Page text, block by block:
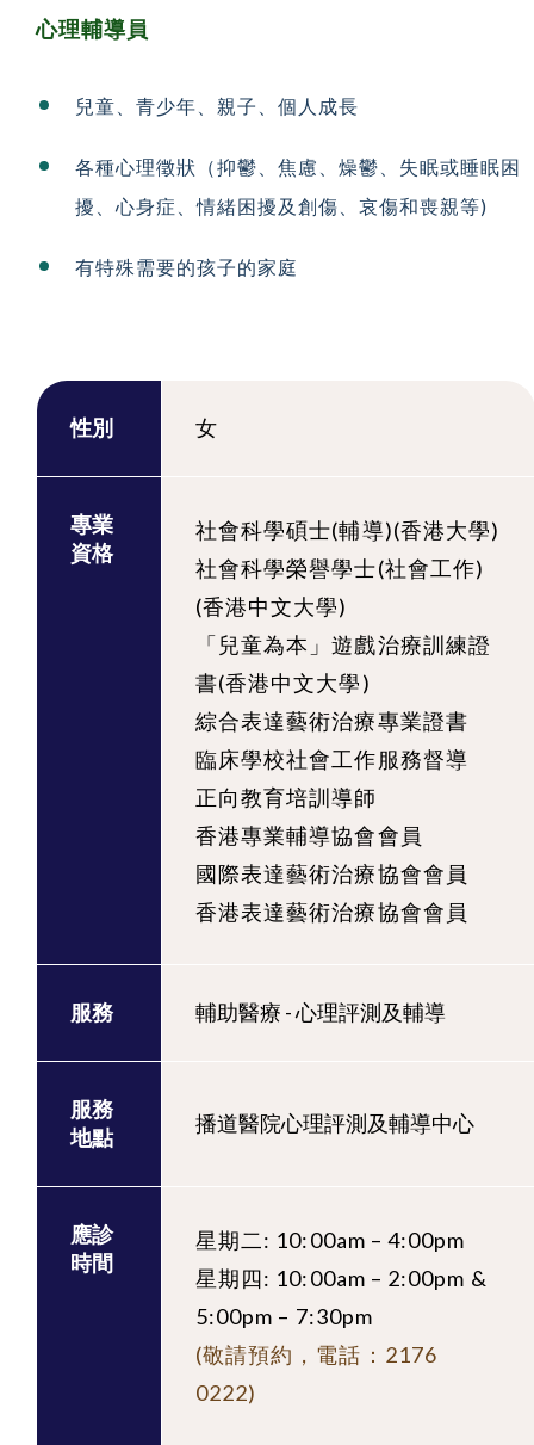
心理輔導員
兒童、青少年、親子、個人成長
各種心理徵狀（抑鬱、焦慮、燥鬱、失眠或睡眠困
擾、 心身症、情緒困擾及創傷、哀傷和喪親等)
有特殊需要的孩子的家庭
性別 女
專業
資格
社會科學碩士(輔導)(香港大學)
社會科學榮譽學士(社會工作)
(香港中文大學)
「兒童為本」遊戲治療訓練證
書(香港中文大學)
綜合表達藝術治療專業證書
臨床學校社會工作服務督導
正向教育培訓導師
香港專業輔導協會會員
國際表達藝術治療協會會員
香港表達藝術治療協會會員
服務 輔助醫療 - 心理評測及輔導
服務
地點
播道醫院心理評測及輔導中心
應診
時間
星期二: 10:00am – 4:00pm
星期四: 10:00am – 2:00pm &
5:00pm – 7:30pm
(敬請預約，電話：2176
0222)